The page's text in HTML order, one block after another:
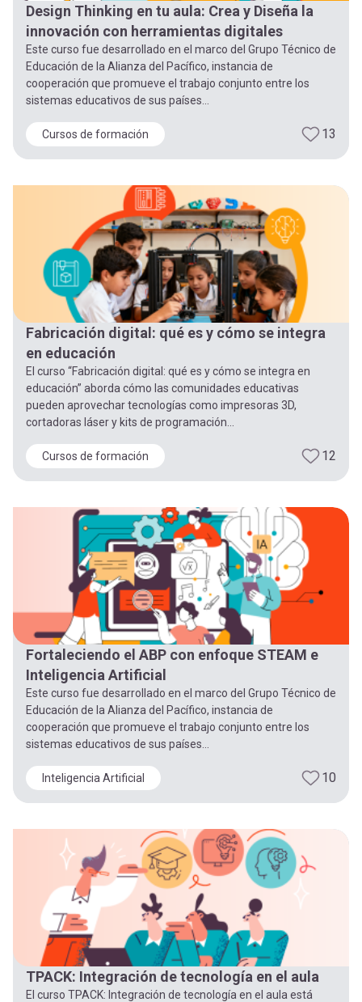
Design Thinking en tu aula: Crea y Diseña la
innovación con herramientas digitales
Este curso fue desarrollado en el marco del Grupo Técnico de
Educación de la Alianza del Pacífico, instancia de
cooperación que promueve el trabajo conjunto entre los
sistemas educativos de sus países...
Cursos de formación 13
Fabricación digital: qué es y cómo se integra
en educación
El curso “Fabricación digital: qué es y cómo se integra en
educación” aborda cómo las comunidades educativas
pueden aprovechar tecnologías como impresoras 3D,
cortadoras láser y kits de programación...
Cursos de formación 12
Fortaleciendo el ABP con enfoque STEAM e
Inteligencia Artificial
Este curso fue desarrollado en el marco del Grupo Técnico de
Educación de la Alianza del Pacífico, instancia de
cooperación que promueve el trabajo conjunto entre los
sistemas educativos de sus países...
Inteligencia Artificial 10
TPACK: Integración de tecnología en el aula
El curso TPACK: Integración de tecnología en el aula está